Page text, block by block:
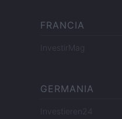
FRANCIA
InvestirMag
GERMANIA
Investieren24